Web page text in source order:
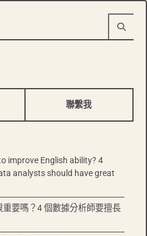
聯繫我
improve English ability? 4
analysts should have great
重要嗎？4 個數據分析師要擅長